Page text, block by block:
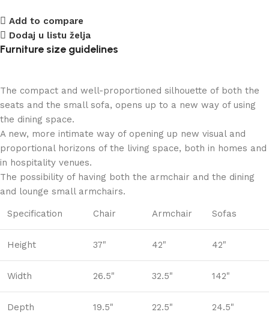
Add to compare
Dodaj u listu želja
Furniture size guidelines
The compact and well-proportioned silhouette of both the
seats and the small sofa, opens up to a new way of using
the dining space.
A new, more intimate way of opening up new visual and
proportional horizons of the living space, both in homes and
in hospitality venues.‎
The possibility of having both the armchair and the dining
and lounge small armchairs.
Specification Chair Armchair Sofas
Height 37" 42" 42"
Width 26.5" 32.5" 142"
Depth 19.5" 22.5" 24.5"